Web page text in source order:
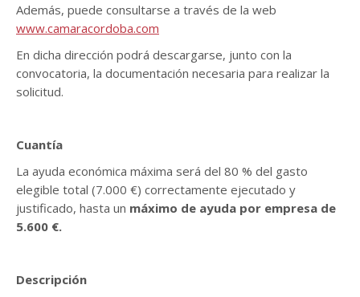
Además, puede consultarse a través de la web
www.camaracordoba.com
En dicha dirección podrá descargarse, junto con la
convocatoria, la documentación necesaria para realizar la
solicitud.
Cuantía
La ayuda económica máxima será del 80 % del gasto
elegible total (7.000 €) correctamente ejecutado y
justificado, hasta un máximo de ayuda por empresa de
5.600 €.
Descripción